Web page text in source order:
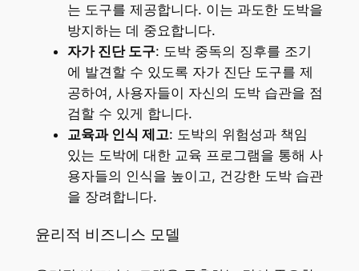
는 도구를 제공합니다. 이는 과도한 도박을
방지하는 데 중요합니다.
자가 진단 도구: 도박 중독의 징후를 조기
에 발견할 수 있도록 자가 진단 도구를 제
공하여, 사용자들이 자신의 도박 습관을 점
검할 수 있게 합니다.
교육과 인식 제고: 도박의 위험성과 책임
있는 도박에 대한 교육 프로그램을 통해 사
용자들의 인식을 높이고, 건강한 도박 습관
을 장려합니다.
윤리적 비즈니스 모델